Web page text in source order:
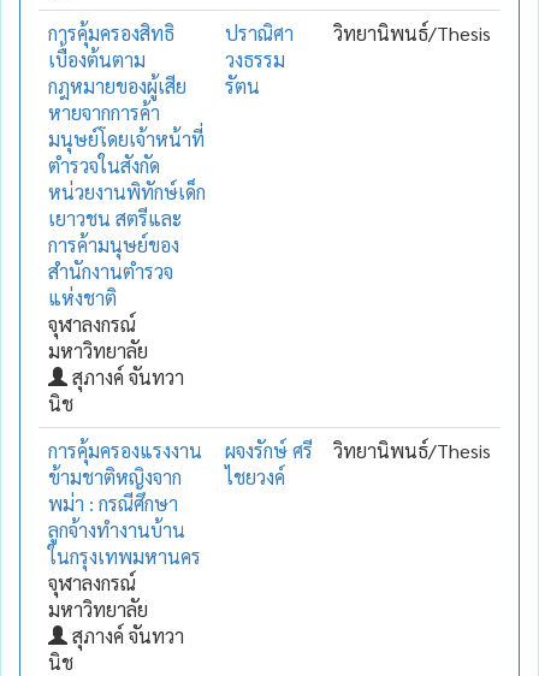
การคุ้มครองสิทธิ
เบื้องต้นตาม
กฎหมายของผู้เสีย
หายจากการค้า
มนุษย์โดยเจ้าหน้าที่
ตำรวจในสังกัด
หน่วยงานพิทักษ์เด็ก
เยาวชน สตรีและ
การค้ามนุษย์ของ
สำนักงานตำรวจ
แห่งชาติ
จุฬาลงกรณ์
มหาวิทยาลัย
สุภางค์ จันทวา
นิช
ปราณิศา
วงธรรม
รัตน
วิทยานิพนธ์/Thesis
การคุ้มครองแรงงาน
ข้ามชาติหญิงจาก
พม่า : กรณีศึกษา
ลูกจ้างทำงานบ้าน
ในกรุงเทพมหานคร
จุฬาลงกรณ์
มหาวิทยาลัย
สุภางค์ จันทวา
นิช
ผจงรักษ์ ศรี
ไชยวงค์
วิทยานิพนธ์/Thesis